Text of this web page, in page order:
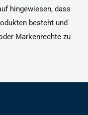
hingewiesen, dass
besteht und
Markenrechte zu